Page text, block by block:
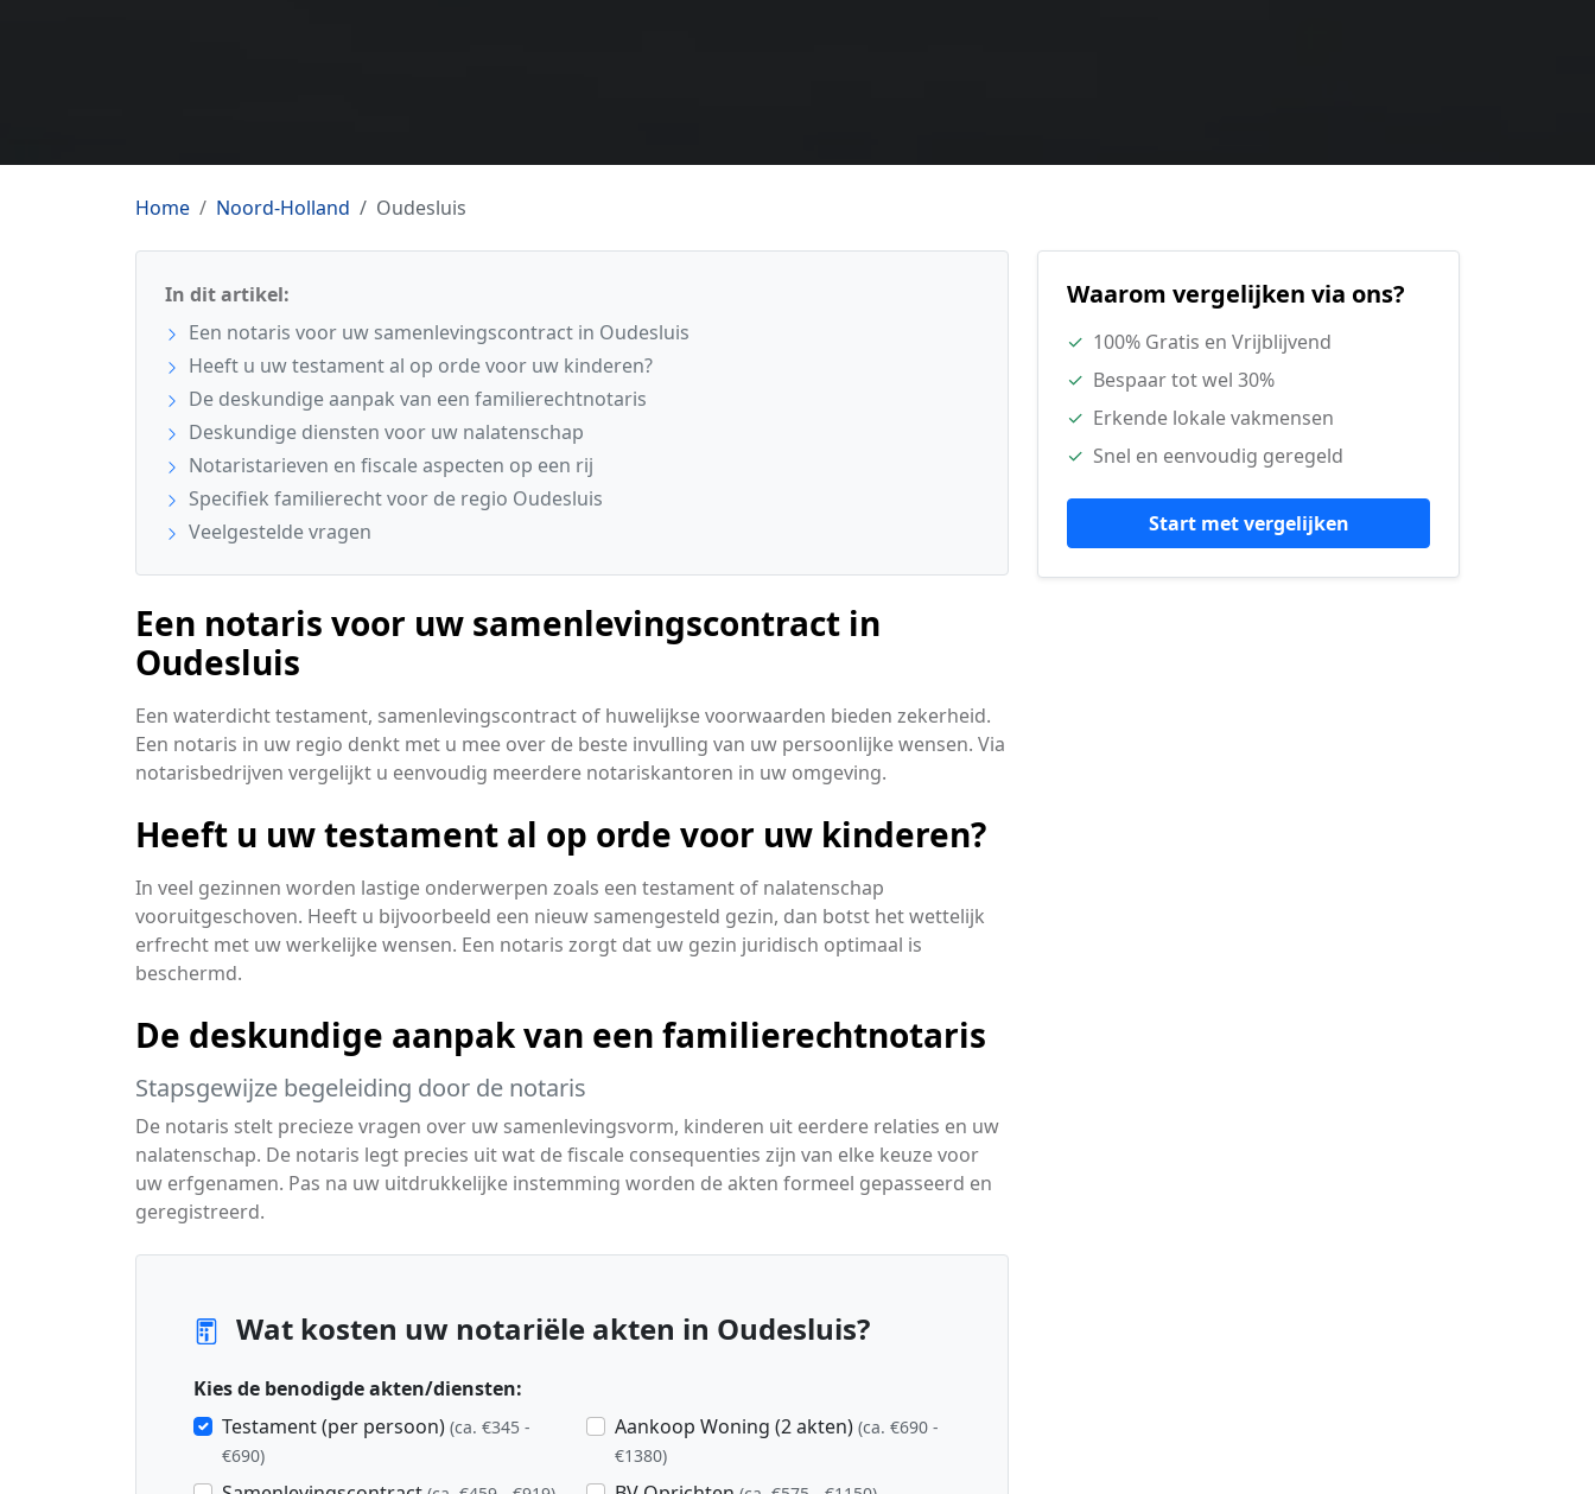
Home Noord-Holland Oudesluis
In dit artikel:
Een notaris voor uw samenlevingscontract in Oudesluis
Heeft u uw testament al op orde voor uw kinderen?
De deskundige aanpak van een familierechtnotaris
Deskundige diensten voor uw nalatenschap
Notaristarieven en fiscale aspecten op een rij
Specifiek familierecht voor de regio Oudesluis
Veelgestelde vragen
Een notaris voor uw samenlevingscontract in
Oudesluis
Een waterdicht testament, samenlevingscontract of huwelijkse voorwaarden bieden zekerheid.
Een notaris in uw regio denkt met u mee over de beste invulling van uw persoonlijke wensen. Via
notarisbedrijven vergelijkt u eenvoudig meerdere notariskantoren in uw omgeving.
Heeft u uw testament al op orde voor uw kinderen?
In veel gezinnen worden lastige onderwerpen zoals een testament of nalatenschap
vooruitgeschoven. Heeft u bijvoorbeeld een nieuw samengesteld gezin, dan botst het wettelijk
erfrecht met uw werkelijke wensen. Een notaris zorgt dat uw gezin juridisch optimaal is
beschermd.
De deskundige aanpak van een familierechtnotaris
Stapsgewijze begeleiding door de notaris
De notaris stelt precieze vragen over uw samenlevingsvorm, kinderen uit eerdere relaties en uw
nalatenschap. De notaris legt precies uit wat de fiscale consequenties zijn van elke keuze voor
uw erfgenamen. Pas na uw uitdrukkelijke instemming worden de akten formeel gepasseerd en
geregistreerd.
Wat kosten uw notariële akten in Oudesluis?
Kies de benodigde akten/diensten:
Testament (per persoon) (ca. €345 -
€690)
Aankoop Woning (2 akten) (ca. €690 -
€1380)
Waarom vergelijken via ons?
✓ 100% Gratis en Vrijblijvend
✓ Bespaar tot wel 30%
✓ Erkende lokale vakmensen
✓ Snel en eenvoudig geregeld
Start met vergelijken